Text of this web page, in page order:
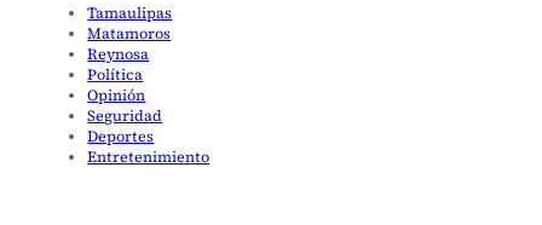
Tamaulipas
Matamoros
Reynosa
Política
Opinión
Seguridad
Deportes
Entretenimiento